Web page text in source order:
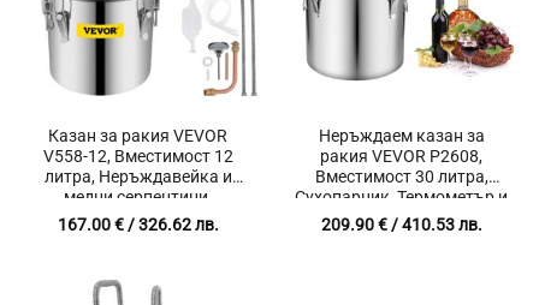
Казан за ракия VEVOR
V558-12, Вместимост 12
литра, Неръждавейка и
медни серпентини,
Циркулационна помпа
167.00€/ 326.62 лв.
Неръждаем казан за
ракия VEVOR P2608,
Вместимост 30 литра,
Сухопарник, Термометър и
водна помпа
209.90€/ 410.53 лв.